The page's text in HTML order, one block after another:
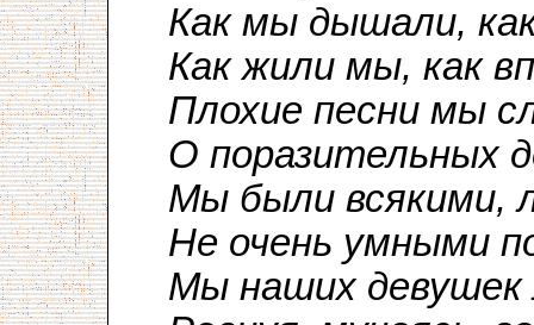
Как мы дышали,
Как жили мы, как
Плохие песни мы
О поразительных
Мы были всякими,
Не очень умными
Мы наших девушек